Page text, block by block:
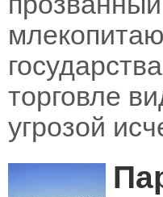
торговле
угрозой